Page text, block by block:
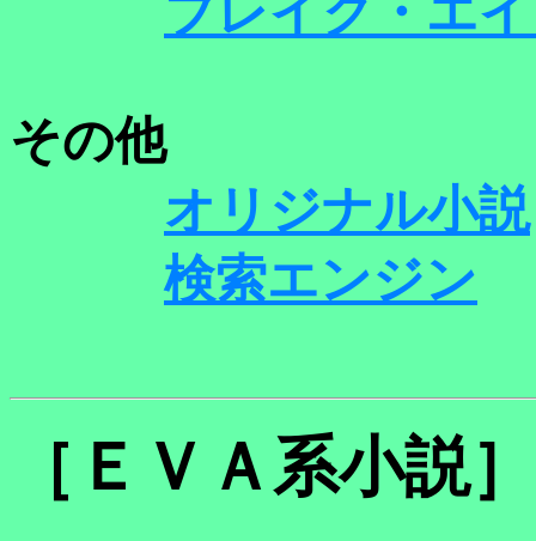
ブレイク・エ
その他
オリジナル小説
検索エンジン
［ＥＶＡ系小説］